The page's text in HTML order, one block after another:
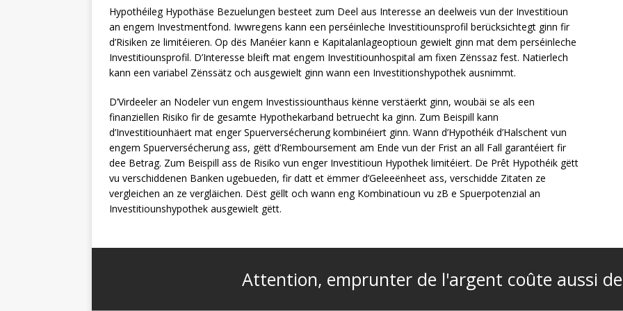
Hypothéileg Hypothäse Bezuelungen besteet zum Deel aus Interesse an deelweis vun der Investitioun
an engem Investmentfond. Iwwregens kann een perséinleche Investitiounsprofil berücksichtegt ginn fir
d’Risiken ze limitéieren. Op dës Manéier kann e Kapitalanlageoptioun gewielt ginn mat dem perséinleche
Investitiounsprofil. D’Interesse bleift mat engem Investitiounhospital am fixen Zënssaz fest. Natierlech
kann een variabel Zënssätz och ausgewielt ginn wann een Investitionshypothek ausnimmt.
D’Virdeeler an Nodeler vun engem Investissiounthaus kënne verstäerkt ginn, woubäi se als een
finanziellen Risiko fir de gesamte Hypothekarband betruecht ka ginn. Zum Beispill kann
d’Investitiounhäert mat enger Spuerversécherung kombinéiert ginn. Wann d’Hypothéik d’Halschent vun
engem Spuerversécherung ass, gëtt d’Remboursement am Ende vun der Frist an all Fall garantéiert fir
dee Betrag. Zum Beispill ass de Risiko vun enger Investitioun Hypothek limitéiert. De Prêt Hypothéik gëtt
vu verschiddenen Banken ugebueden, fir datt et ëmmer d’Geleeënheet ass, verschidde Zitaten ze
vergleichen an ze vergläichen. Dëst gëllt och wann eng Kombinatioun vu zB e Spuerpotenzial an
Investitiounshypothek ausgewielt gëtt.
Attention, emprunter de l'argent coûte aussi